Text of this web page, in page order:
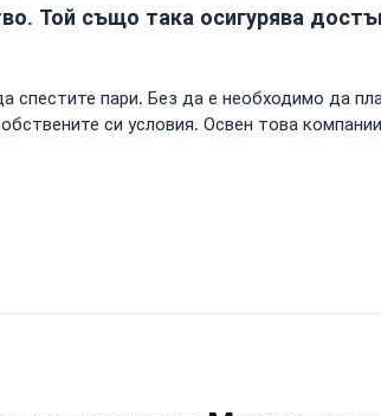
Той също така осигурява
спестите пари. Без да е необходимо да
си условия. Освен това